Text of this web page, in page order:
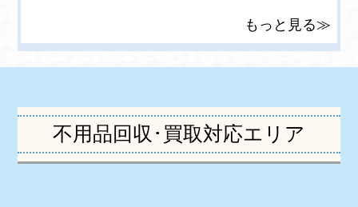
もっと見る≫
不用品回収･買取対応エリア